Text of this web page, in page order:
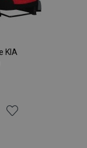
KIA